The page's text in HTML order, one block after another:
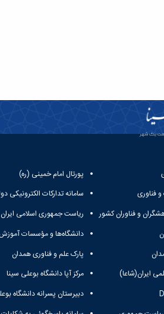
فناوری
و فناوران کشور
ایران(شاعا)
پورتال امام خمینی (ره)
سامانه تدارکات الکترونیکی
ریاست جمهوری اسلامی ایران
دانشگاه‌ها و مؤسسات
پارک علم و فناوری همدان
مرکز آپا دانشگاه بوعلی سینا
دبیرستان پسرانه دانشگاه